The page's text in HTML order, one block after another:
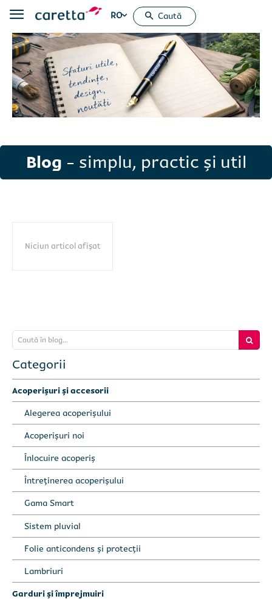
RO Caută
Blog - simplu, practic și util
Niciun articol afișat
Caută în blog...
Categorii
Acoperișuri și accesorii
Alegerea acoperișului
Acoperișuri noi
Înlocuire acoperiș
Întreținerea acoperișului
Gama Smart
Sistem pluvial
Folie anticondens și protecții
Lambriuri
Garduri și împrejmuiri